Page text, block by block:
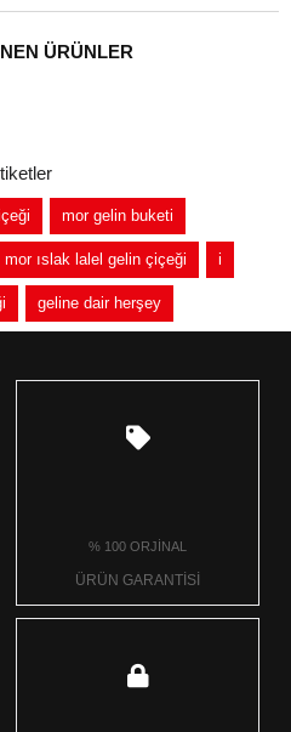
ÜRÜNLER
mor gelin buketi
mor ıslak lalel gelin çiçeği i
geline dair herşey
% 100 ORJİNAL
ÜRÜN GARANTİSİ